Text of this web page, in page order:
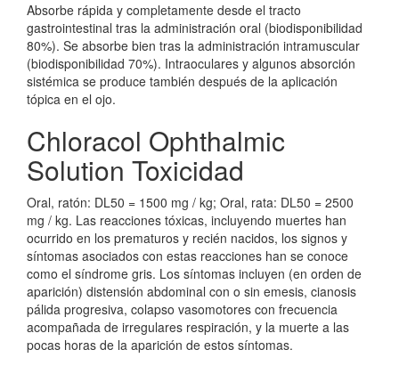
Absorbe rápida y completamente desde el tracto
gastrointestinal tras la administración oral (biodisponibilidad
80%). Se absorbe bien tras la administración intramuscular
(biodisponibilidad 70%). Intraoculares y algunos absorción
sistémica se produce también después de la aplicación
tópica en el ojo.
Chloracol Ophthalmic
Solution Toxicidad
Oral, ratón: DL50 = 1500 mg / kg; Oral, rata: DL50 = 2500
mg / kg. Las reacciones tóxicas, incluyendo muertes han
ocurrido en los prematuros y recién nacidos, los signos y
síntomas asociados con estas reacciones han se conoce
como el síndrome gris. Los síntomas incluyen (en orden de
aparición) distensión abdominal con o sin emesis, cianosis
pálida progresiva, colapso vasomotores con frecuencia
acompañada de irregulares respiración, y la muerte a las
pocas horas de la aparición de estos síntomas.